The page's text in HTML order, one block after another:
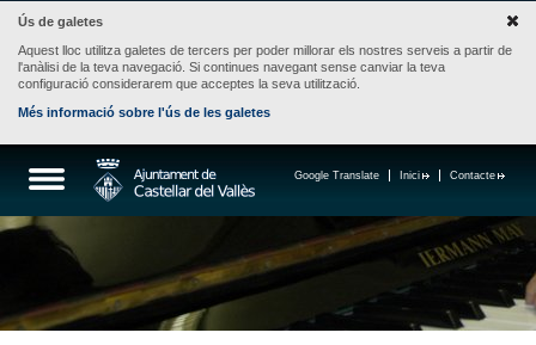
Ús de galetes
Aquest lloc utilitza galetes de tercers per poder millorar els nostres serveis a partir de
l'anàlisi de la teva navegació. Si continues navegant sense canviar la teva
configuració considerarem que acceptes la seva utilització.
Més informació sobre l'ús de les galetes
Contacte
Inici
Google Translate